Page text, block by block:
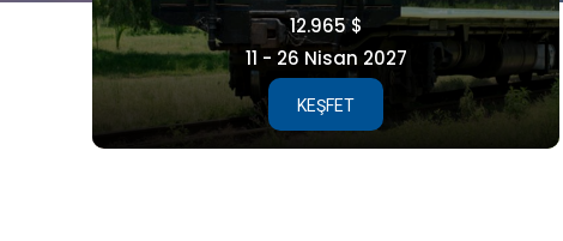
5.990 €
15 - 21 Ağustos 2026
KEŞFET